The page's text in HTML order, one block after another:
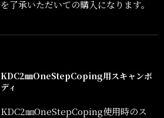
を了承いただいての購入になります。
KDC2㎜OneStepCoping用スキャンボ
ディ
KDC2㎜OneStepCoping使用時のス